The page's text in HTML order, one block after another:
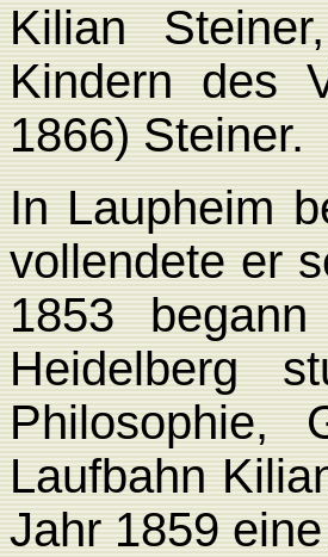
Kilian
Kindern des
1866) Steiner.
In Laupheim
vollendete er
1853
Heidelberg
Philosophie,
Laufbahn
Jahr 1859